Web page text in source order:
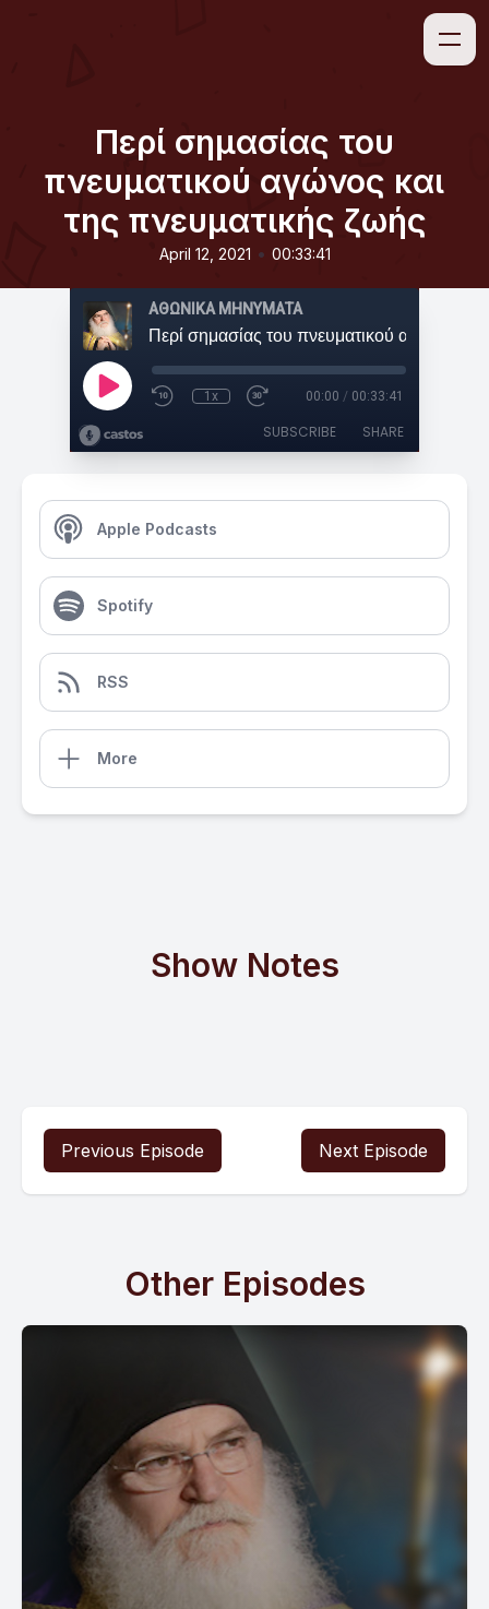
Περί σημασίας του
πνευματικού αγώνος και
της πνευματικής ζωής
April 12, 2021 • 00:33:41
ΑΘΩΝΙΚΑ ΜΗΝΥΜΑΤΑ
1x 00:00 / 00:33:41
SUBSCRIBE SHARE
Apple Podcasts
Spotify
RSS
More
Show Notes
Previous Episode Next Episode
Other Episodes